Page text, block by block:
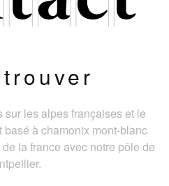
les alpes françaises et le
à chamonix mont-blanc
la france avec notre pôle de